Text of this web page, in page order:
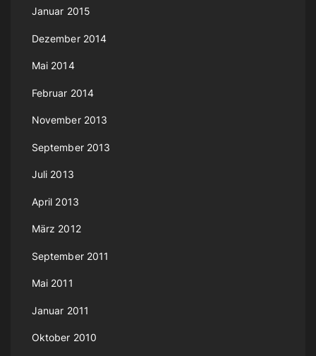
Januar 2015
Dezember 2014
Mai 2014
Februar 2014
November 2013
September 2013
Juli 2013
April 2013
März 2012
September 2011
Mai 2011
Januar 2011
Oktober 2010